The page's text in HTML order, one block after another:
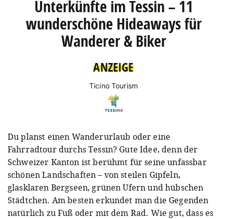
Unterkünfte im Tessin – 11
wunderschöne Hideaways für
Wanderer & Biker
ANZEIGE
Ticino Tourism
Du planst einen Wanderurlaub oder eine
Fahrradtour durchs Tessin? Gute Idee, denn der
Schweizer Kanton ist berühmt für seine unfassbar
schönen Landschaften – von steilen Gipfeln,
glasklaren Bergseen, grünen Ufern und hübschen
Städtchen. Am besten erkundet man die Gegenden
natürlich zu Fuß oder mit dem Rad. Wie gut, dass es